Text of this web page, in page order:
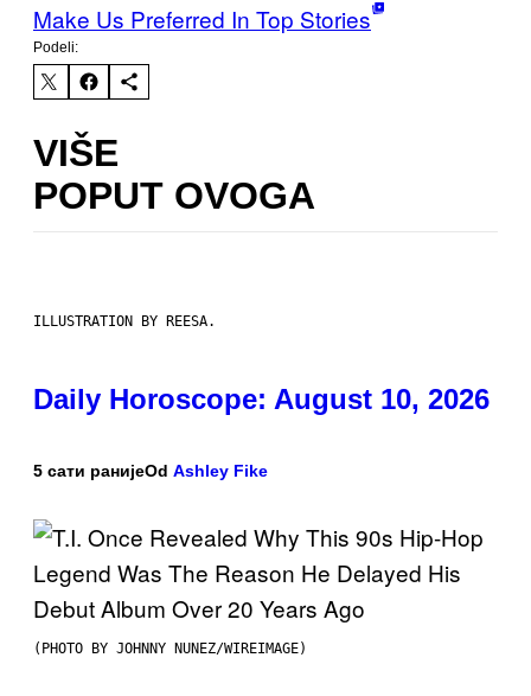
Make Us Preferred In Top Stories
Podeli:
VIŠE
POPUT OVOGA
ILLUSTRATION BY REESA.
Daily Horoscope: August 10, 2026
5 сати ранијеOd Ashley Fike
(PHOTO BY JOHNNY NUNEZ/WIREIMAGE)